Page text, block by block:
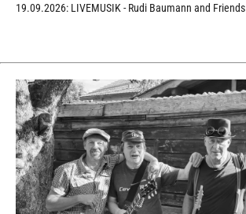
19.09.2026: LIVEMUSIK - Rudi Baumann and Friends